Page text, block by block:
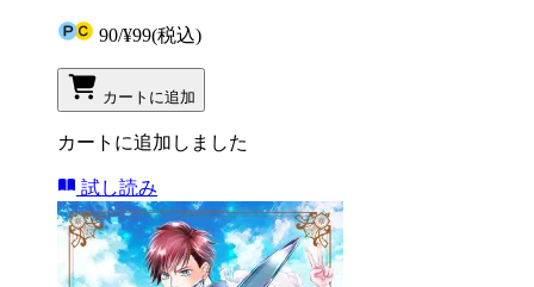
90/¥99(税込)
カートに追加
カートに追加しました
試し読み